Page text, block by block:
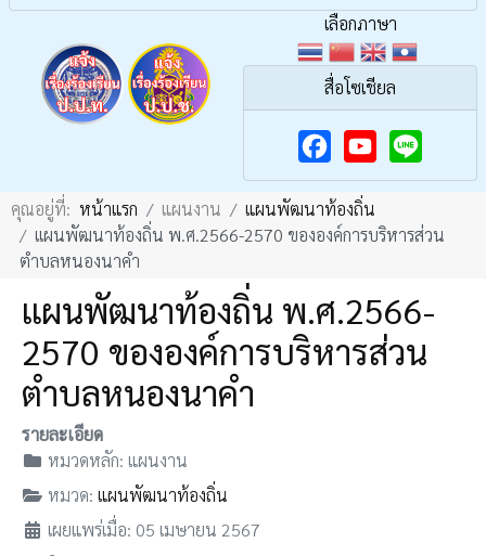
เลือกภาษา
สื่อโซเชียล
F
a
c
b
o
o
Y
o
u
u
b
e
คุณอยู่ที่: หน้าแรก แผนงาน
แผนพัฒนาท้องถิ่น
เเผนพัฒนาท้องถิ่น พ.ศ.2566-2570 ขององค์การบริหารส่วน
ตำบลหนองนาคำ
เเผนพัฒนาท้องถิ่น พ.ศ.2566-
2570 ขององค์การบริหารส่วน
ตำบลหนองนาคำ
รายละเอียด
หมวดหลัก: แผนงาน
หมวด: แผนพัฒนาท้องถิ่น
เผยแพร่เมื่อ: 05 เมษายน 2567